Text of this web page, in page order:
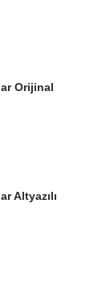
Orijinal
Altyazılı